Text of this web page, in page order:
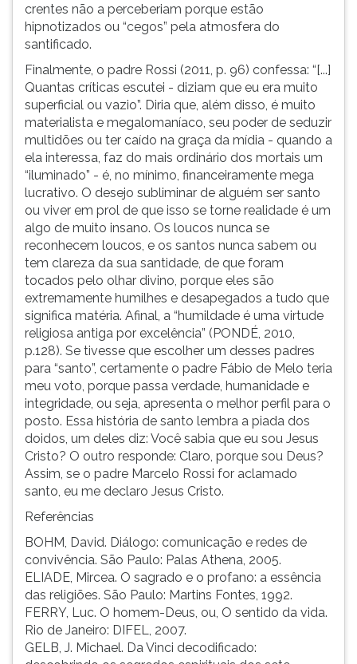
crentes não a perceberiam porque estão
hipnotizados ou “cegos” pela atmosfera do
santificado.
Finalmente, o padre Rossi (2011, p. 96) confessa: “[...]
Quantas críticas escutei - diziam que eu era muito
superficial ou vazio”. Diria que, além disso, é muito
materialista e megalomaníaco, seu poder de seduzir
multidões ou ter caído na graça da mídia - quando a
ela interessa, faz do mais ordinário dos mortais um
“iluminado” - é, no mínimo, financeiramente mega
lucrativo. O desejo subliminar de alguém ser santo
ou viver em prol de que isso se torne realidade é um
algo de muito insano. Os loucos nunca se
reconhecem loucos, e os santos nunca sabem ou
tem clareza da sua santidade, de que foram
tocados pelo olhar divino, porque eles são
extremamente humilhes e desapegados a tudo que
significa matéria. Afinal, a “humildade é uma virtude
religiosa antiga por excelência” (PONDÉ, 2010,
p.128). Se tivesse que escolher um desses padres
para “santo”, certamente o padre Fábio de Melo teria
meu voto, porque passa verdade, humanidade e
integridade, ou seja, apresenta o melhor perfil para o
posto. Essa história de santo lembra a piada dos
doidos, um deles diz: Você sabia que eu sou Jesus
Cristo? O outro responde: Claro, porque sou Deus?
Assim, se o padre Marcelo Rossi for aclamado
santo, eu me declaro Jesus Cristo.
Referências
BOHM, David. Diálogo: comunicação e redes de
convivência. São Paulo: Palas Athena, 2005.
ELIADE, Mircea. O sagrado e o profano: a essência
das religiões. São Paulo: Martins Fontes, 1992.
FERRY, Luc. O homem-Deus, ou, O sentido da vida.
Rio de Janeiro: DIFEL, 2007.
GELB, J. Michael. Da Vinci decodificado: